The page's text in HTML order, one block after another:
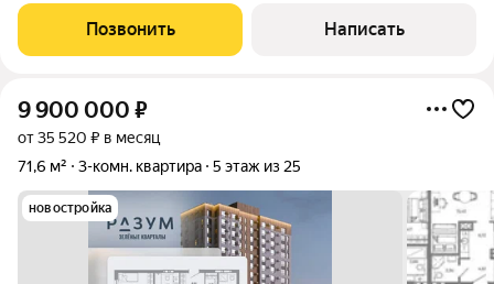
оборудованная кухня. Больше никаких хлопот со стройкой и
Позвонить Написать
9 900 000 ₽
от 35 520 ₽ в месяц
71,6 м²
3-комн. квартира 5 этаж из 25
новостройка